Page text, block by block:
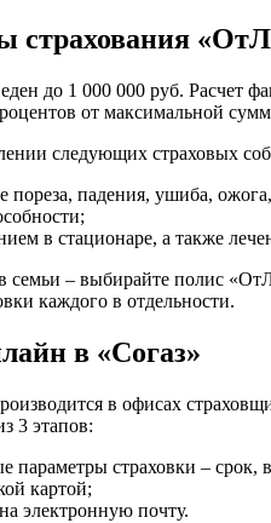
страхования
до 1 000 000 руб. Расчет
от максимальной
следующих страховых
пореза, падения, ушиба,
в стационаре, а также
семьи – выбирайте полис
каждого в отдельности.
в «Согаз»
в офисах
3 этапов:
страховки – срок,
картой;
электронную почту.